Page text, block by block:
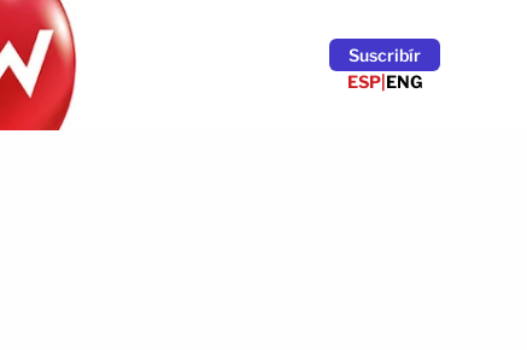
Suscribír
ESP|ENG